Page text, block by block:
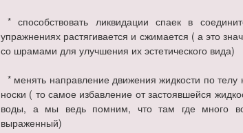
⠀* способствовать ликвидации спаек в
упражнениях растягивается и сжимается ( а это
со шрамами для улучшения их эстетического вида)
⠀* менять направление движения жидкости по
носки ( то самое избавление от застоявшейся
воды, а мы ведь помним, что там где много
выраженный)